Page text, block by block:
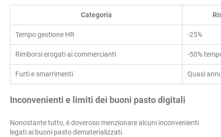
Categoria
Tempo gestione HR -25%
Rimborsi erogati ai commercianti -50%
Furti e smarrimenti Quasi
Inconvenienti e limiti dei buoni pasto digitali
Nonostante tutto, è doveroso menzionare alcuni inconvenienti
legati ai buoni pasto dematerializzati.